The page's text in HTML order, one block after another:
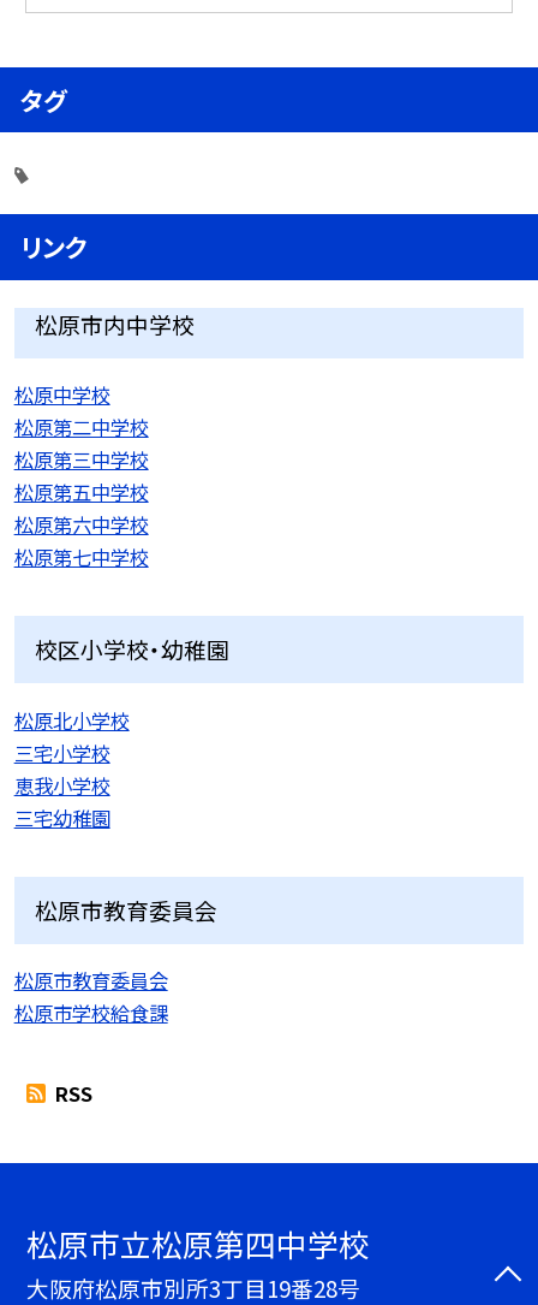
タグ
リンク
松原市内中学校
松原中学校
松原第二中学校
松原第三中学校
松原第五中学校
松原第六中学校
松原第七中学校
校区小学校・幼稚園
松原北小学校
三宅小学校
恵我小学校
三宅幼稚園
松原市教育委員会
松原市教育委員会
松原市学校給食課
RSS
松原市立松原第四中学校
大阪府松原市別所3丁目19番28号